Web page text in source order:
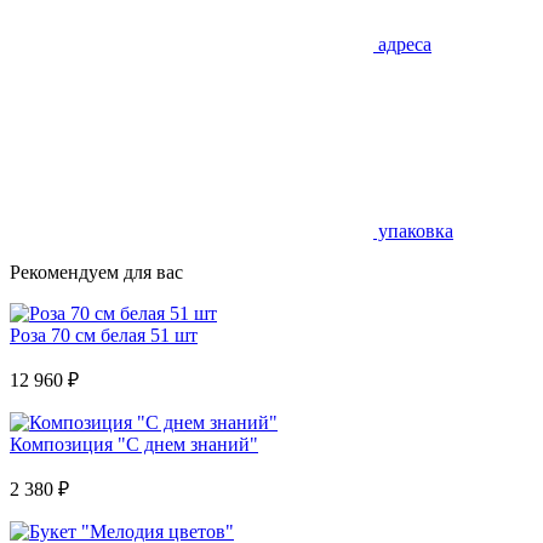
адреса
упаковка
Рекомендуем для вас
Роза 70 см белая 51 шт
12 960 ₽
Композиция "С днем знаний"
2 380 ₽